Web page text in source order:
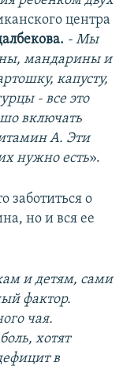
центра
- Мы
мандарины и
капусту,
- все это
включать
А. Эти
нужно есть»​.
заботиться о
но и вся ее
и детям, сами
фактор.
чая.
хотят
в